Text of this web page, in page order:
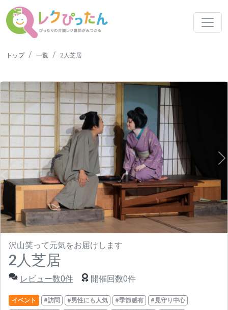
トップ 一覧 2人芝居
2人芝居
沢山笑って元気をお届けします
レビュー数0件 開催回数0件
イベント #訪問 #男性にも人気 #季節感有
#見守り中心